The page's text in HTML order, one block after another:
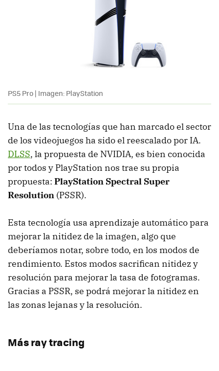
PS5 Pro | Imagen: PlayStation
Una de las tecnologías que han marcado el sector
de los videojuegos ha sido el reescalado por IA.
DLSS, la propuesta de NVIDIA, es bien conocida
por todos y PlayStation nos trae su propia
propuesta: PlayStation Spectral Super
Resolution (PSSR).
Esta tecnología usa aprendizaje automático para
mejorar la nitidez de la imagen, algo que
deberíamos notar, sobre todo, en los modos de
rendimiento. Estos modos sacrifican nitidez y
resolución para mejorar la tasa de fotogramas.
Gracias a PSSR, se podrá mejorar la nitidez en
las zonas lejanas y la resolución.
Más ray tracing